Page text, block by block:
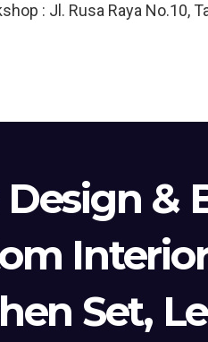
: Jl. Rusa Raya No.10,
Design &
Set,